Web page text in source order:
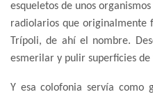
esqueletos de unos
radiolarios que originalmente
Trípoli, de ahí el nombre.
esmerilar y pulir superficies
Y esa colofonia servía como